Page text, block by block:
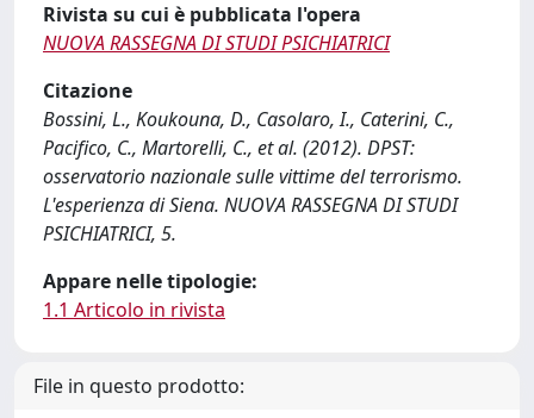
Rivista su cui è pubblicata l'opera
NUOVA RASSEGNA DI STUDI PSICHIATRICI
Citazione
Bossini, L., Koukouna, D., Casolaro, I., Caterini, C.,
Pacifico, C., Martorelli, C., et al. (2012). DPST:
osservatorio nazionale sulle vittime del terrorismo.
L'esperienza di Siena. NUOVA RASSEGNA DI STUDI
PSICHIATRICI, 5.
Appare nelle tipologie:
1.1 Articolo in rivista
File in questo prodotto: